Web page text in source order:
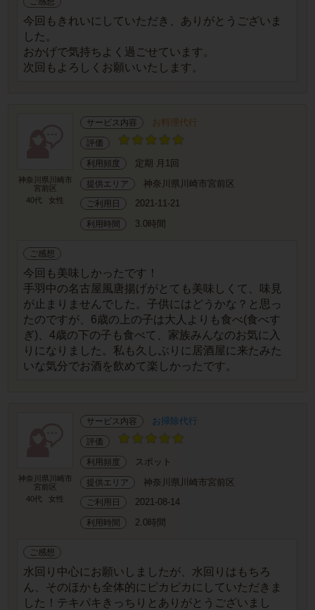
今回もきれいにしていただき、ありがとうございま
した。
おかげで気持ちよく過ごせています。
次回もよろしくお願いいたします。
神奈川県川崎市
宮前区
40代
女性
サービス内容 お料理代行
評価
利用頻度 定期 月1回
提供エリア 神奈川県川崎市宮前区
ご利用日 2021-11-21
利用時間 3.0時間
ご感想
今回も美味しかったです！
手羽中の名古屋風唐揚げがとても美味しくて、味見
が止まりませんでした。子供にはどうかな？と思っ
たのですが、6歳の上の子は大人よりも食べ(食べす
ぎ)、4歳の下の子も食べて、家族みんなのお気に入
りになりました。私も久しぶりに居酒屋に来たみた
いな気分でお酒を飲めて楽しかったです。
神奈川県川崎市
宮前区
40代
女性
サービス内容 お掃除代行
評価
利用頻度 スポット
提供エリア 神奈川県川崎市宮前区
ご利用日 2021-08-14
利用時間 2.0時間
ご感想
水回り中心にお願いしましたが、水回りはもちろ
ん、そのほかも全体的にピカピカにしていただきま
した！テキパキきっちりとありがとうございまし